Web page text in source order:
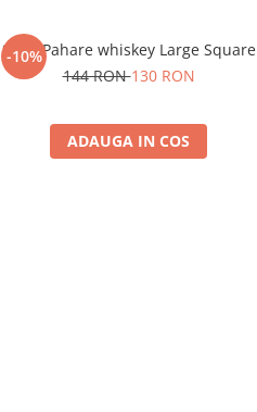
-10%
Set 4 Pahare whiskey Large Square
144 RON130 RON
ADAUGA IN COS